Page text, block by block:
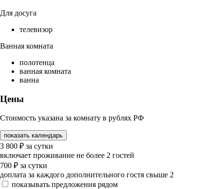
Для досуга
телевизор
Ванная комната
полотенца
ванная комната
ванна
Цены
Стоимость указана за комнату в рублях РФ
показать календарь
3 800 ₽ за сутки
включает проживание не более 2 гостей
700 ₽ за сутки
доплата за каждого дополнительного гостя свыше 2
показывать предложения рядом